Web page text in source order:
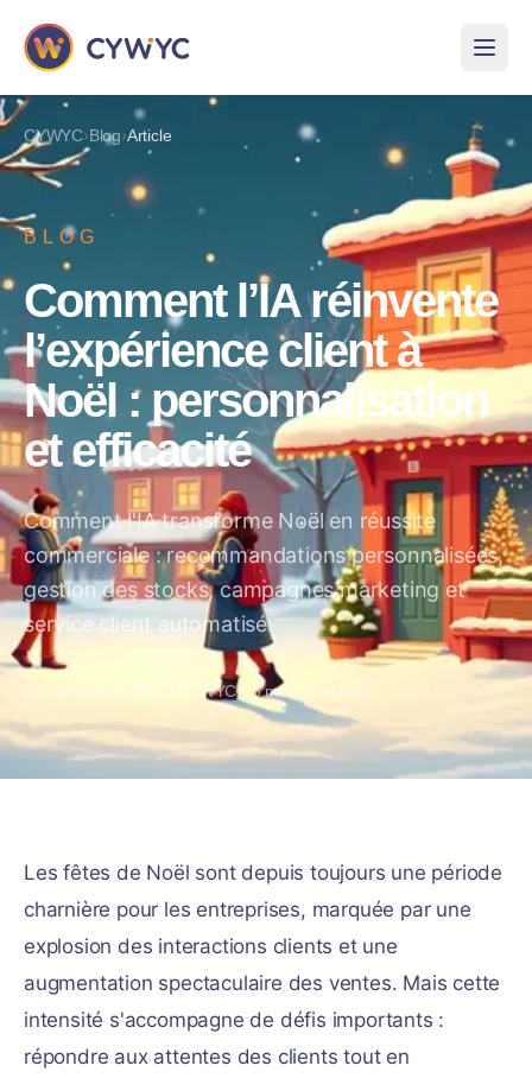
CYWYC›Blog›Article
BLOG
Comment l’IA réinvente
l’expérience client à
Noël : personnalisation
et efficacité
Comment l'IA transforme Noël en réussite
commerciale : recommandations personnalisées,
gestion des stocks, campagnes marketing et
service client automatisé.
26 décembre 2024 · CYWYC· 5min de lecture
Les fêtes de Noël sont depuis toujours une période
charnière pour les entreprises, marquée par une
explosion des interactions clients et une
augmentation spectaculaire des ventes. Mais cette
intensité s'accompagne de défis importants :
répondre aux attentes des clients tout en